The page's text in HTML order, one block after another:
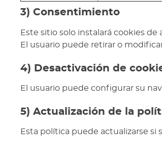
3) Consentimiento
Este sitio solo instalará cookies
El usuario puede retirar o
4) Desactivación de
El usuario puede configurar su
5) Actualización de la
Esta política puede actualizarse